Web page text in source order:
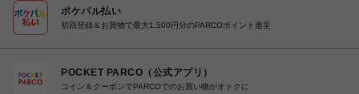
ポケパル払い
初回登録＆お買物で最大1,500円分のPARCOポイント進呈
POCKET PARCO（公式アプリ）
コイン＆クーポンでPARCOでのお買い物がオトクに